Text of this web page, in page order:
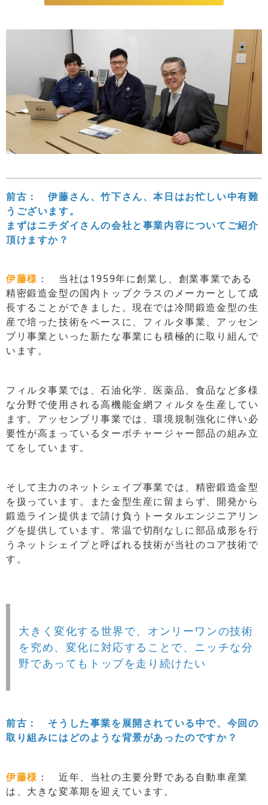
前古： 伊藤さん、竹下さん、本日はお忙しい中有難
うございます。
まずはニチダイさんの会社と事業内容についてご紹介
頂けますか？
伊藤様 ： 当社は1959年に創業し、創業事業である
精密鍛造金型の国内トップクラスのメーカーとして成
長することができました。現在では冷間鍛造金型の生
産で培った技術をベースに、フィルタ事業、アッセン
ブリ事業といった新たな事業にも積極的に取り組んで
います。
フィルタ事業では、石油化学、医薬品、食品など多様
な分野で使用される高機能金網フィルタを生産してい
ます。アッセンブリ事業では、環境規制強化に伴い必
要性が高まっているターボチャージャー部品の組み立
てをしています。
そして主力のネットシェイプ事業では、精密鍛造金型
を扱っています。また金型生産に留まらず、開発から
鍛造ライン提供まで請け負うトータルエンジニアリン
グを提供しています。常温で切削なしに部品成形を行
うネットシェイプと呼ばれる技術が当社のコア技術で
す。
大きく変化する世界で、オンリーワンの技術
を究め、変化に対応することで、ニッチな分
野であってもトップを走り続けたい
前古： そうした事業を展開されている中で、今回の
取り組みにはどのような背景があったのですか？
伊藤様 ： 近年、当社の主要分野である自動車産業
は、大きな変革期を迎えています。